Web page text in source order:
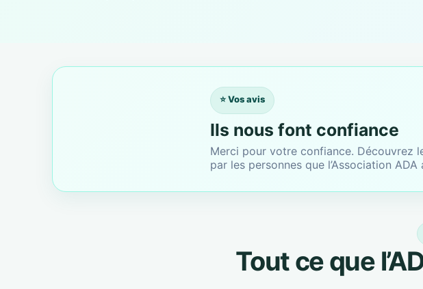
⭐ Vos avis
Ils nous font confiance
Merci pour votre confiance. Découvrez
par les personnes que l’Association ADA
Tout ce que